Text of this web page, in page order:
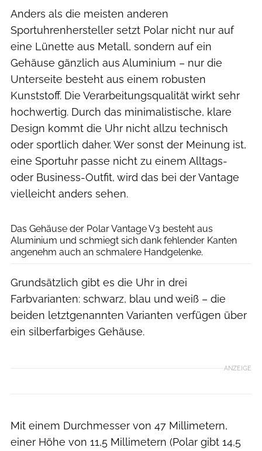
Anders als die meisten anderen
Sportuhrenhersteller setzt Polar nicht nur auf
eine Lünette aus Metall, sondern auf ein
Gehäuse gänzlich aus Aluminium – nur die
Unterseite besteht aus einem robusten
Kunststoff. Die Verarbeitungsqualität wirkt sehr
hochwertig. Durch das minimalistische, klare
Design kommt die Uhr nicht allzu technisch
oder sportlich daher. Wer sonst der Meinung ist,
eine Sportuhr passe nicht zu einem Alltags-
oder Business-Outfit, wird das bei der Vantage
vielleicht anders sehen.
Das Gehäuse der Polar Vantage V3 besteht aus
Aluminium und schmiegt sich dank fehlender Kanten
angenehm auch an schmalere Handgelenke.
Grundsätzlich gibt es die Uhr in drei
Farbvarianten: schwarz, blau und weiß – die
beiden letztgenannten Varianten verfügen über
ein silberfarbiges Gehäuse.
ANZEIGE
Mit einem Durchmesser von 47 Millimetern,
einer Höhe von 11,5 Millimetern (Polar gibt 14,5